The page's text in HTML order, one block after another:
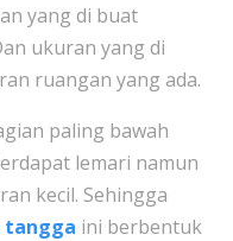
yang di buat
ukuran yang di
ruangan yang ada.
paling bawah
lemari namun
kecil. Sehingga
tangga ini berbentuk